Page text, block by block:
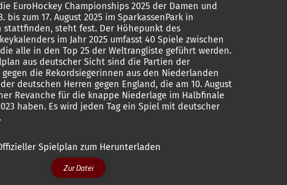
EuroHockey Championships 2025 der Damen und
bis zum 17. August 2025 im SparkassenPark in
stattfinden, steht fest. Der Höhepunkt des
im Jahr 2025 umfasst 40 Spiele zwischen
alle in den Top 25 der Weltrangliste geführt werden.
aus deutscher Sicht sind die Partien der
die Rekordsiegerinnen aus den Niederlanden
deutschen Herren gegen England, die am 10. August
Revanche für die knappe Niederlage im Halbfinale
haben. Es wird jeden Tag ein Spiel mit deutscher
Spielplan zum Herunterladen
Zur Datei